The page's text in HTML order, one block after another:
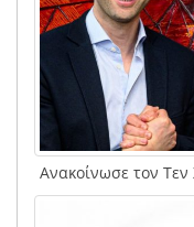
Ανακοίνωσε τον